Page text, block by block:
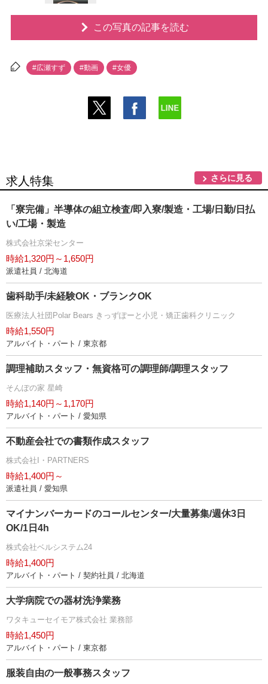
この写真の記事を読む
#広瀬すず #動画 #女優
求人特集 さらに見る
「寮完備」半導体の組立検査/即入寮/製造・工場/日勤/日払
い/工場・製造
株式会社京栄センター
時給1,320円～1,650円
派遣社員 / 北海道
歯科助手/未経験OK・ブランクOK
医療法人社団Polar Bears きっずぽーと小児・矯正歯科クリニック
時給1,550円
アルバイト・パート / 東京都
調理補助スタッフ・無資格可の調理師/調理スタッフ
そんぽの家 星崎
時給1,140円～1,170円
アルバイト・パート / 愛知県
不動産会社での書類作成スタッフ
株式会社I・PARTNERS
時給1,400円～
派遣社員 / 愛知県
マイナンバーカードのコールセンター/大量募集/週休3日
OK/1日4h
株式会社ベルシステム24
時給1,400円
アルバイト・パート / 契約社員 / 北海道
大学病院での器材洗浄業務
ワタキューセイモア株式会社 業務部
時給1,450円
アルバイト・パート / 東京都
服装自由の一般事務スタッフ